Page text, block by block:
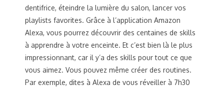
dentifrice, éteindre la lumière du salon, lancer vos
playlists favorites. Grâce à l’application Amazon
Alexa, vous pourrez découvrir des centaines de skills
à apprendre à votre enceinte. Et c’est bien là le plus
impressionnant, car il y’a des skills pour tout ce que
vous aimez. Vous pouvez même créer des routines.
Par exemple, dites à Alexa de vous réveiller à 7h30